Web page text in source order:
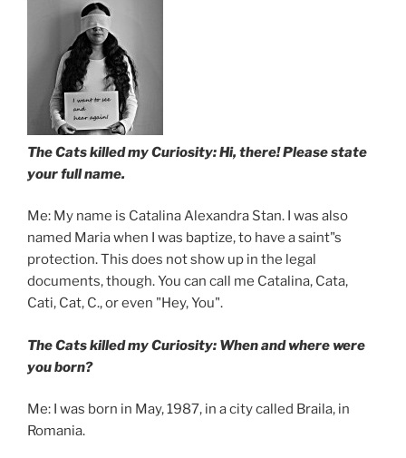
The Cats killed my Curiosity: Hi, there! Please state
your full name.
Me: My name is Catalina Alexandra Stan. I was also
named Maria when I was baptize, to have a saint"s
protection. This does not show up in the legal
documents, though. You can call me Catalina, Cata,
Cati, Cat, C., or even "Hey, You".
The Cats killed my Curiosity: When and where were
you born?
Me: I was born in May, 1987, in a city called Braila, in
Romania.